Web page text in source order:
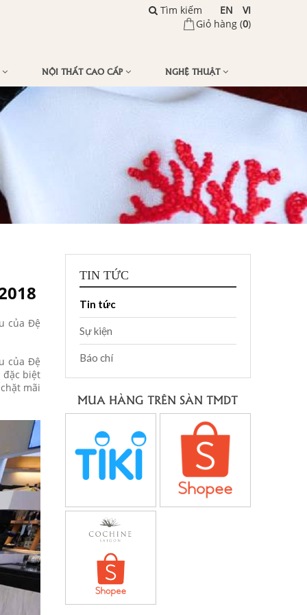
Giỏ hàng (0)
VI
EN
Tìm kiếm
NỘI THẤT CAO CẤP NGHỆ THUẬT
của Đệ
của Đệ
đặc biệt
mãi
TIN TỨC
Tin tức
Sự kiện
Báo chí
MUA HÀNG TRÊN SÀN TMDT